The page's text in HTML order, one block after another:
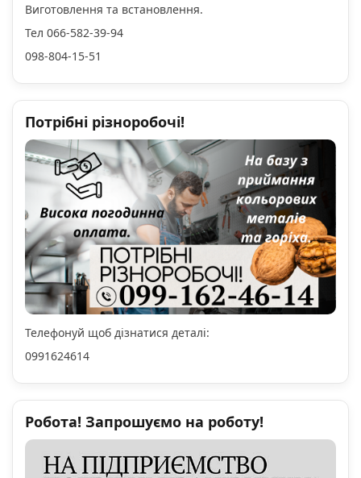
Виготовлення та встановлення.
Тел 066-582-39-94
098-804-15-51
Потрібні різноробочі!
Телефонуй щоб дізнатися деталі:
0991624614
Робота! Запрошуємо на роботу!